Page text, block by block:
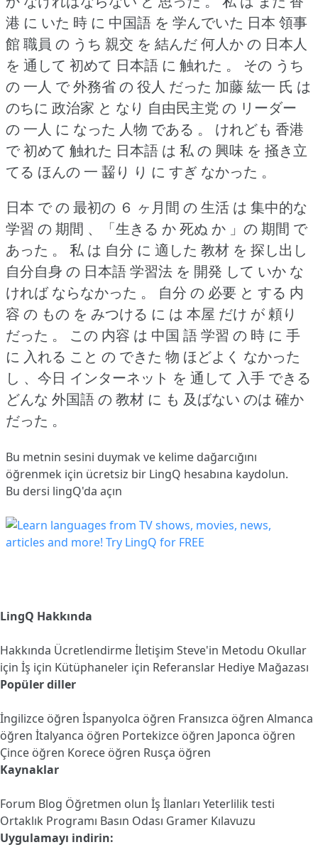
港 に いた 時 に 中国語 を 学んでいた 日本 領事
館 職員 の うち 親交 を 結んだ 何人か の 日本人
を 通して 初めて 日本語 に 触れた 。
その うち
の 一人 で 外務省 の 役人 だった 加藤 紘一 氏 は
のちに 政治家 と なり 自由民主党 の リーダー
の 一人 に なった 人物 である 。
けれども 香港
で 初めて 触れた 日本語 は 私 の 興味 を 掻き立
てる ほんの 一 齧り り に すぎ なかった 。
日本 で の 最初の ６ ヶ月間 の 生活 は 集中的な
学習 の 期間 、「生きる か 死ぬ か 」の 期間 で
あった 。
私 は 自分 に 適した 教材 を 探し出し
自分自身 の 日本語 学習法 を 開発 して いか な
ければ ならなかった 。
自分 の 必要 と する 内
容 の もの を みつける に は 本屋 だけ が 頼り
だった 。
この 内容 は 中国 語 学習 の 時 に 手
に 入れる こと の できた 物 ほどよく なかった
し 、今日 インターネット を 通して 入手 できる
どんな 外国語 の 教材 に も 及ばない のは 確か
だった 。
Bu metnin sesini duymak ve kelime dağarcığını
öğrenmek için ücretsiz bir LingQ hesabına kaydolun.
Bu dersi lingQ'da açın
LingQ Hakkında
Hakkında Ücretlendirmeİletişim Steve'in Metodu Okullar
için İş için Kütüphaneler için Referanslar Hediye Mağazası
Popüler diller
İngilizce öğren İspanyolca öğren Fransızca öğren Almanca
öğren İtalyanca öğren Portekizce öğren Japonca öğren
Çince öğren Korece öğren Rusça öğren
Kaynaklar
Forum Blog Öğretmen olun İş İlanları Yeterlilik testi
Ortaklık Programı Basın Odası Gramer Kılavuzu
Uygulamayı indirin: